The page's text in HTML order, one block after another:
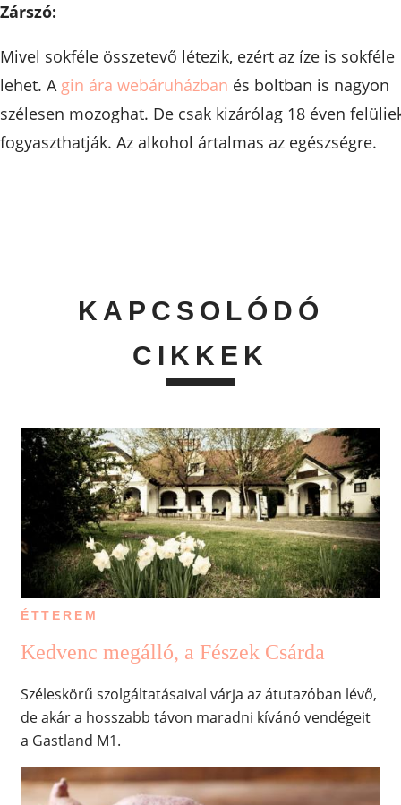
Zárszó:
Mivel sokféle összetevő létezik, ezért az íze is sokféle
lehet. A gin ára webáruházban és boltban is nagyon
szélesen mozoghat. De csak kizárólag 18 éven
fogyaszthatják. Az alkohol ártalmas az egészségre.
KAPCSOLÓDÓ
CIKKEK
ÉTTEREM
Kedvenc megálló, a Fészek Csárda
Széleskörű szolgáltatásaival várja az átutazóban lévő,
de akár a hosszabb távon maradni kívánó vendégeit
a Gastland M1.